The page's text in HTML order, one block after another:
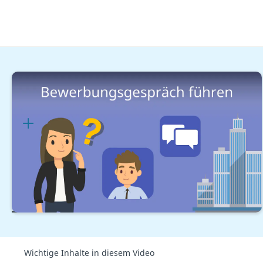
Karrieretipps Rund um den Bewerbungsprozess
Bewerbungsgespräch führen
Lernplan
Übersicht Fragen Vorstellungsgespräch Arbeitgeber
Wichtige Inhalte in diesem Video